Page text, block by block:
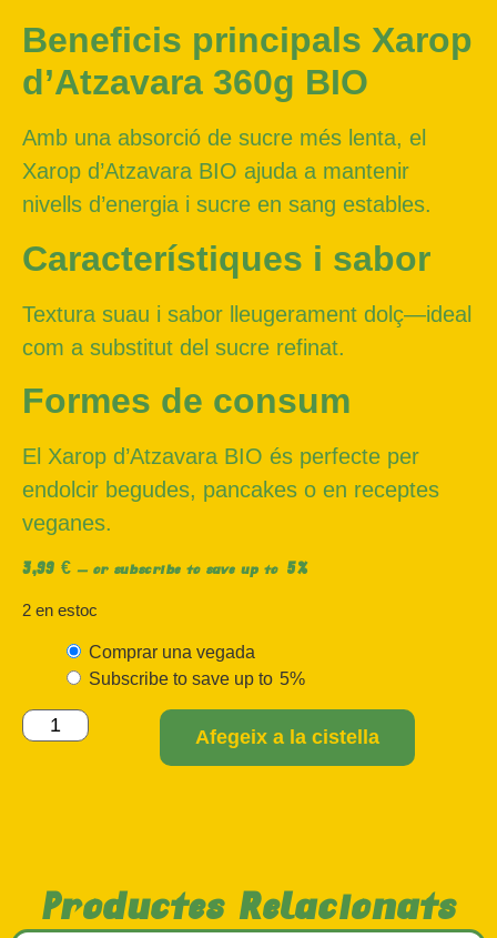
2 en estoc
Comprar una vegada
Subscribe to save up to 5%
Afegeix a la cistella
Beneficis principals Xarop
d’Atzavara 360g BIO
Amb una absorció de sucre més lenta, el
Xarop d’Atzavara BIO ajuda a mantenir
nivells d’energia i sucre en sang estables.
Característiques i sabor
Textura suau i sabor lleugerament dolç—ideal
com a substitut del sucre refinat.
Formes de consum
El Xarop d’Atzavara BIO és perfecte per
endolcir begudes, pancakes o en receptes
veganes.
3,99 € — or subscribe to save up to 5%
Productes Relacionats